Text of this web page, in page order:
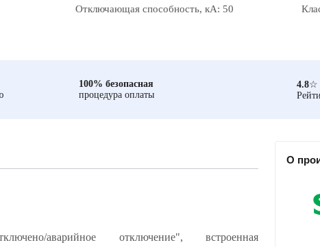
Отключающая способность, кА: 50
100% безопасная
процедура оплаты
4.8☆
аварийное отключение", встроенная
О